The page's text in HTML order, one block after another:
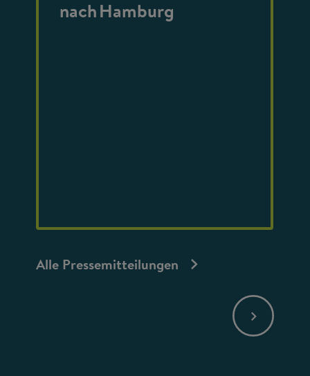
nach Hamburg
Alle Pressemitteilungen